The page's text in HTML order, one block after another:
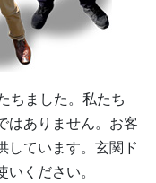
ちました。私たち
はありません。お客
しています。玄関ド
ください。